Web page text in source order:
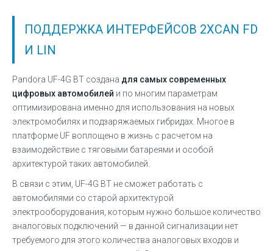
ПОДДЕРЖКА ИНТЕРФЕЙСОВ 2ХCAN FD
И LIN
Pandora UF-4G BT создана для самых современных
цифровых автомобилей и по многим параметрам
оптимизирована именно для использования на новых
электромобилях и подзаряжаемых гибридах. Многое в
платформе UF воплощено в жизнь с расчетом на
взаимодействие с тяговыми батареями и особой
архитектурой таких автомобилей.
В связи с этим, UF-4G BT не сможет работать с
автомобилями со старой архитектурой
электрооборудования, которым нужно большое количество
аналоговых подключений — в данной сигнализации нет
требуемого для этого количества аналоговых входов и